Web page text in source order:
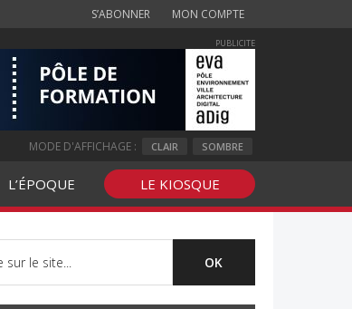
S’ABONNER MON COMPTE
PUBLICITE
MODE D'AFFICHAGE : CLAIR SOMBRE
L’ÉPOQUE LE KIOSQUE